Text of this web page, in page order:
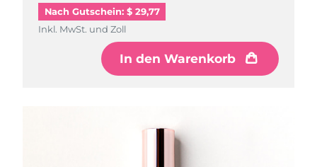
Nach Gutschein: $ 29,77
Inkl. MwSt. und Zoll
In den Warenkorb